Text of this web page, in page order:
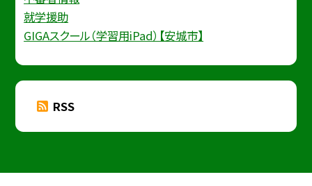
就学援助
GIGAスクール（学習用iPad）【安城市】
RSS